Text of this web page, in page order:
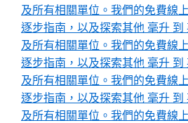
及所有相關單位。我們的免費線
逐步指南，以及探索其他 毫升 到
及所有相關單位。我們的免費線
逐步指南，以及探索其他 毫升 到
及所有相關單位。我們的免費線
逐步指南，以及探索其他 毫升 到
及所有相關單位。我們的免費線